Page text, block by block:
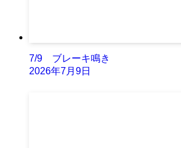
7/9 ブレーキ鳴き
2026年7月9日